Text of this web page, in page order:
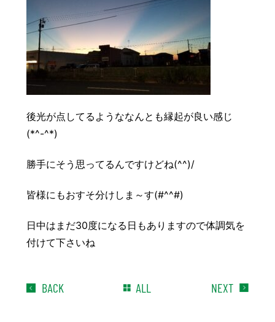
お問い合わせ
採用情報 プライバシーポリシー
後光が点してるようななんとも縁起が良い感じ
(*^-^*)
勝手にそう思ってるんですけどね(^^)/
皆様にもおすそ分けしま～す(#^^#)
日中はまだ30度になる日もありますので体調気を
付けて下さいね
BACK ALL NEXT